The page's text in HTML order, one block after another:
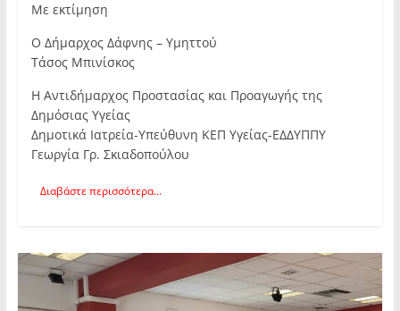
Με εκτίμηση
Ο Δήμαρχος Δάφνης – Υμηττού
Τάσος Μπινίσκος
Η Αντιδήμαρχος Προστασίας και Προαγωγής της
Δημόσιας Υγείας
Δημοτικά Ιατρεία-Υπεύθυνη ΚΕΠ Υγείας-ΕΔΔΥΠΠΥ
Γεωργία Γρ. Σκιαδοπούλου
Διαβάστε περισσότερα...